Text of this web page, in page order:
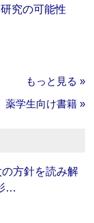
研究の可能性
もっと見る »
薬学生向け書籍 »
の方針を読み解
…